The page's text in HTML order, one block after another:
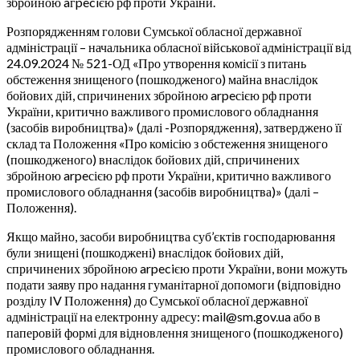
Розпорядженням голови Сумської обласної державної
адміністрації – начальника обласної військової адміністрації від
24.09.2024 № 521-ОД «Про утворення комісії з питань
обстеження знищеного (пошкодженого) майна внаслідок
бойових дій, спричинених збройною arpeсією рф проти
України, критично важливого промислового обладнання
(засобів виробництва)» (далі -Розпорядження), затверджено її
склад та Положення «Про комісію з обстеження знищеного
(пошкодженого) внаслідок бойових дій, спричинених
збройною arpeсією рф проти України, критично важливого
промислового обладнання (засобів виробництва)» (далі –
Положення).
Якщо майно, засоби виробництва суб’єктів господарювання
були знищені (пошкоджені) внаслідок бойових дій,
спричинених збройною arpeciєю проти України, вони можуть
подати заяву про надання гуманітарної допомоги (відповідно
розділу IV Положення) до Сумської обласної державної
адміністрації на електронну адресу: mail@sm.gov.ua або в
паперовій формі для відновлення знищеного (пошкодженого)
промислового обладнання.